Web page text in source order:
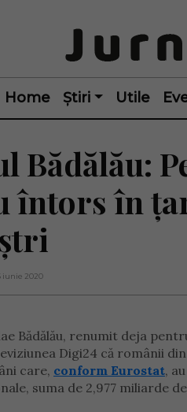
Home Știri Utile
Bădălău:
întors în
iunie 2020
Bădălău, renumit deja
Digi24 că românii
care, conform Eurostat,
suma de 2,977 miliarde